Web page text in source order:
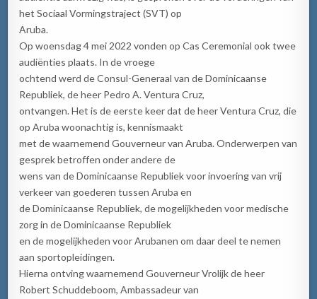
het Sociaal Vormingstraject (SVT) op
Aruba.
Op woensdag 4 mei 2022 vonden op Cas Ceremonial ook twee
audiënties plaats. In de vroege
ochtend werd de Consul-Generaal van de Dominicaanse
Republiek, de heer Pedro A. Ventura Cruz,
ontvangen. Het is de eerste keer dat de heer Ventura Cruz, die
op Aruba woonachtig is, kennismaakt
met de waarnemend Gouverneur van Aruba. Onderwerpen van
gesprek betroffen onder andere de
wens van de Dominicaanse Republiek voor invoering van vrij
verkeer van goederen tussen Aruba en
de Dominicaanse Republiek, de mogelijkheden voor medische
zorg in de Dominicaanse Republiek
en de mogelijkheden voor Arubanen om daar deel te nemen
aan sportopleidingen.
Hierna ontving waarnemend Gouverneur Vrolijk de heer
Robert Schuddeboom, Ambassadeur van